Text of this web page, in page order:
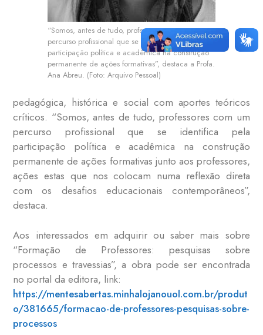
“Somos, antes de tudo, professores com um
percurso profissional que se identifica pela
participação política e acadêmica na construção
permanente de ações formativas”, destaca a Profa.
Ana Abreu. (Foto: Arquivo Pessoal)
pedagógica, histórica e social com aportes teóricos
críticos. “Somos, antes de tudo, professores com um
percurso profissional que se identifica pela
participação política e acadêmica na construção
permanente de ações formativas junto aos professores,
ações estas que nos colocam numa reflexão direta
com os desafios educacionais contemporâneos”,
destaca.
Aos interessados em adquirir ou saber mais sobre
“Formação de Professores: pesquisas sobre
processos e travessias”, a obra pode ser encontrada
no portal da editora, link:
https://mentesabertas.minhalojanouol.com.br/produt
o/381665/formacao-de-professores-pesquisas-sobre-
processos